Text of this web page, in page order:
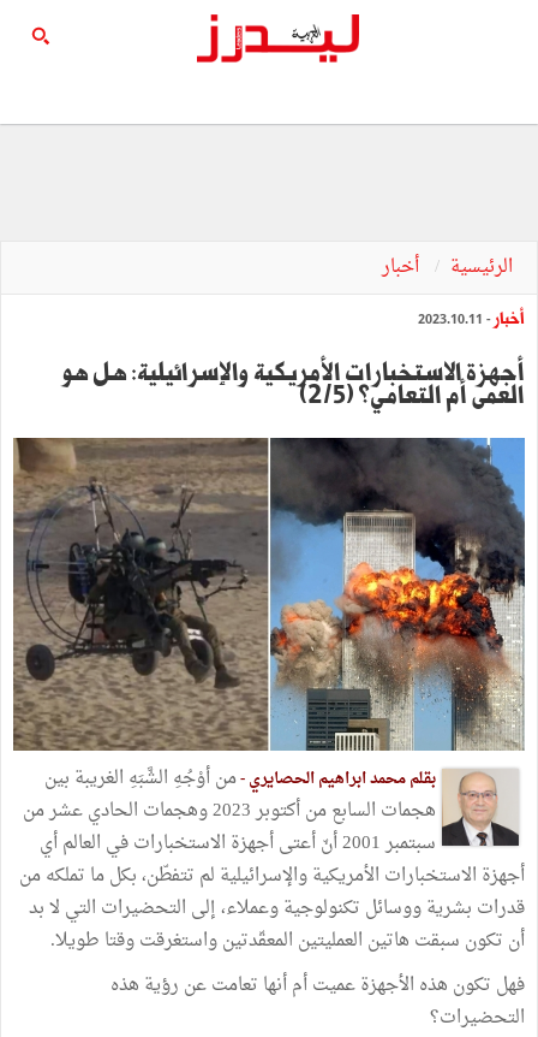
الرئيسية أخبار
أخبار - 2023.10.11
أجهزة الاستخبارات الأمريكية والإسرائيلية: هل هو
العمى أم التعامي؟ (2/5)
بقلم محمد ابراهيم الحصايري -من أوْجُهِ الشَّبَهِ الغريبة بين
هجمات السابع من أكتوبر 2023 وهجمات الحادي عشر من
سبتمبر 2001 أنّ أعتى أجهزة الاستخبارات في العالم أي
أجهزة الاستخبارات الأمريكية والإسرائيلية لم تتفطّن، بكل ما تملكه من
قدرات بشرية ووسائل تكنولوجية وعملاء، إلى التحضيرات التي لا بد
أن تكون سبقت هاتين العمليتين المعقّدتين واستغرقت وقتا طويلا.
فهل تكون هذه الأجهزة عميت أم أنها تعامت عن رؤية هذه
التحضيرات؟